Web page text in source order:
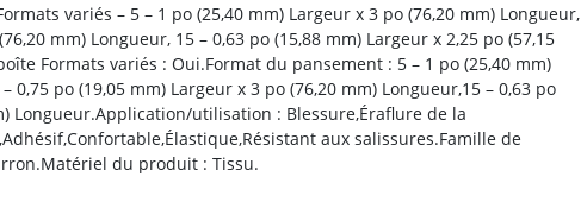
variés – 5 – 1 po (25,40 mm) Largeur x 3 po (76,20 mm) Longueur,
mm) Longueur, 15 – 0,63 po (15,88 mm) Largeur x 2,25 po (57,15
Formats variés : Oui.Format du pansement : 5 – 1 po (25,40 mm)
0,75 po (19,05 mm) Largeur x 3 po (76,20 mm) Longueur,15 – 0,63 po
Longueur.Application/utilisation : Blessure,Éraflure de la
aux salissures.Famille de
du produit : Tissu.